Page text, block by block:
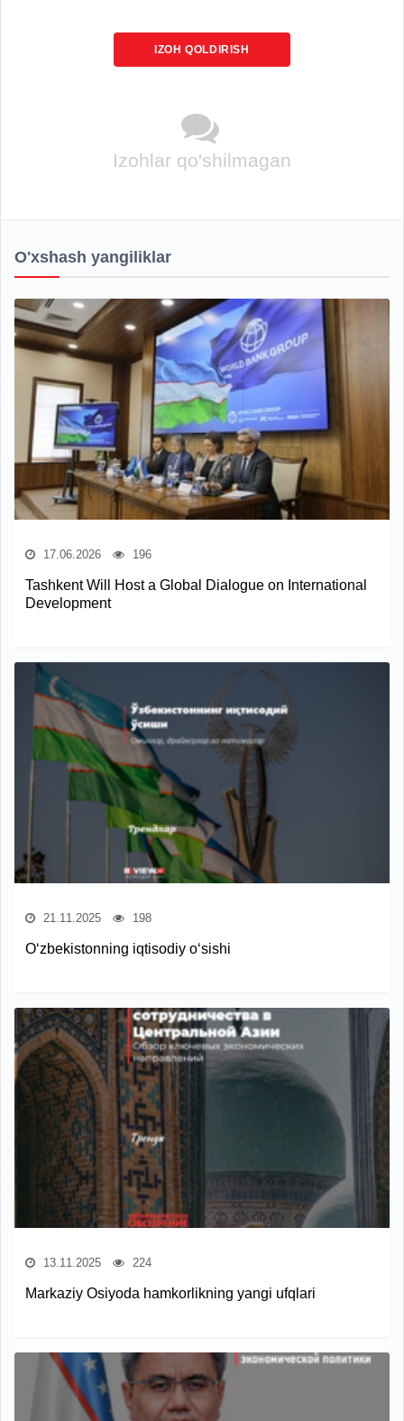
IZOH QOLDIRISH
Izohlar qo'shilmagan
O'xshash yangiliklar
17.06.2026 196
Tashkent Will Host a Global Dialogue on International
Development
21.11.2025 198
O‘zbekistonning iqtisodiy o‘sishi
13.11.2025 224
Markaziy Osiyoda hamkorlikning yangi ufqlari